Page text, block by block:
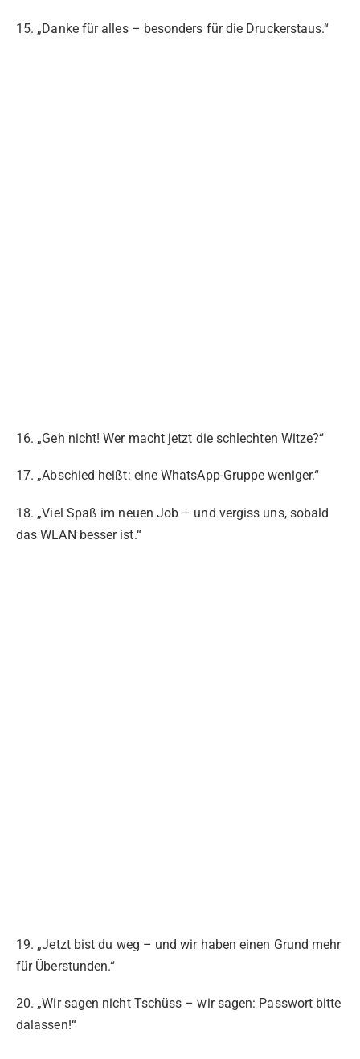
15. „Danke für alles – besonders für die Druckerstaus.“
16. „Geh nicht! Wer macht jetzt die schlechten Witze?“
17. „Abschied heißt: eine WhatsApp-Gruppe weniger.“
18. „Viel Spaß im neuen Job – und vergiss uns, sobald
das WLAN besser ist.“
19. „Jetzt bist du weg – und wir haben einen Grund mehr
für Überstunden.“
20. „Wir sagen nicht Tschüss – wir sagen: Passwort bitte
dalassen!“